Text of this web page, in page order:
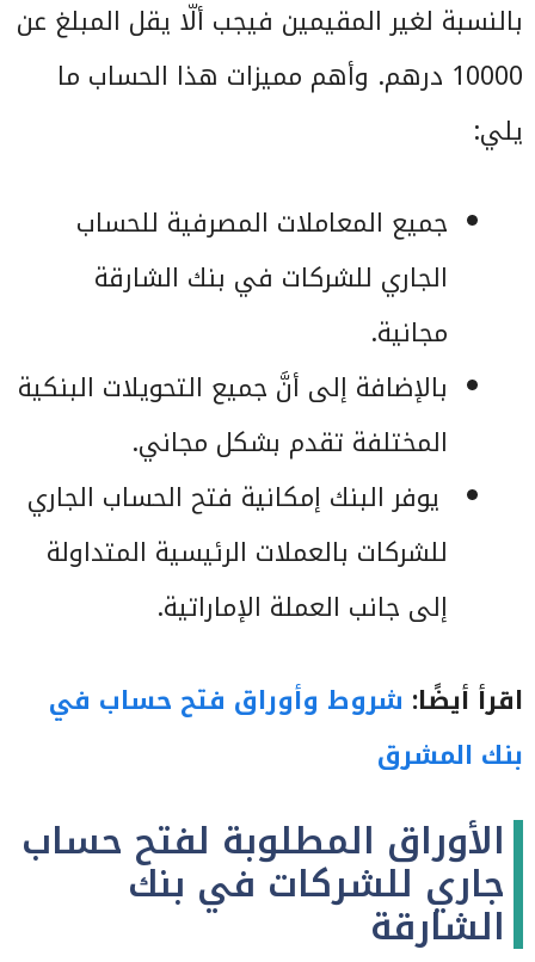
بالنسبة لغير المقيمين فيجب ألّا يقل المبلغ عن
10000 درهم. وأهم مميزات هذا الحساب ما
يلي:
جميع المعاملات المصرفية للحساب
الجاري للشركات في بنك الشارقة
مجانية.
بالإضافة إلى أنَّ جميع التحويلات البنكية
المختلفة تقدم بشكل مجاني.
يوفر البنك إمكانية فتح الحساب الجاري
للشركات بالعملات الرئيسية المتداولة
إلى جانب العملة الإماراتية.
اقرأ أيضًا: شروط وأوراق فتح حساب في
بنك المشرق
الأوراق المطلوبة لفتح حساب
جاري للشركات في بنك
الشارقة